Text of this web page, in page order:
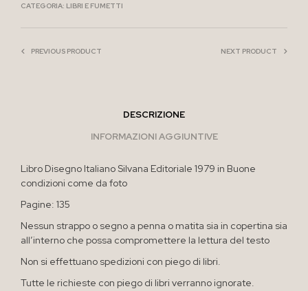
CATEGORIA: LIBRI E FUMETTI
PREVIOUS PRODUCT NEXT PRODUCT
DESCRIZIONE
INFORMAZIONI AGGIUNTIVE
Libro Disegno Italiano Silvana Editoriale 1979 in Buone
condizioni come da foto
Pagine: 135
Nessun strappo o segno a penna o matita sia in copertina sia
all’interno che possa compromettere la lettura del testo
Non si effettuano spedizioni con piego di libri.
Tutte le richieste con piego di libri verranno ignorate.